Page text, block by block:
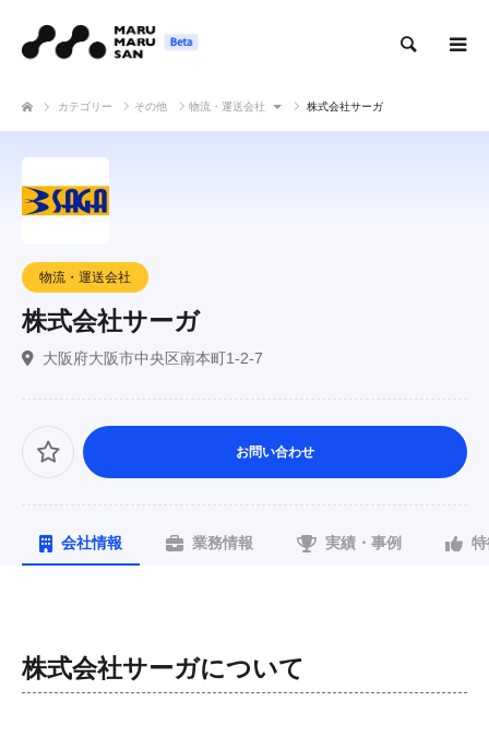
カテゴリー その他 物流・運送会社 株式会社サーガ
物流・運送会社
株式会社サーガ
大阪府大阪市中央区南本町1-2-7
お問い合わせ
会社情報 業務情報 実績・事例
株式会社サーガについて